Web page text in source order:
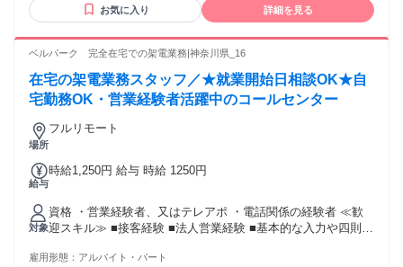
お気に入り 詳細を見る
ベルパーク 完全在宅での架電業務|神奈川県_16
在宅の架電業務スタッフ／★就業開始日相談OK★自
宅勤務OK・営業経験者活躍中のコールセンター
場所
フルリモート
給与
時給1,250円 給与 時給 1250円
対象
資格 ・営業経験者、又はテレアポ ・電話関係の経験者 ≪歓
迎スキル≫ ■接客経験 ■法人営業経験 ■基本的な入力や四則計
雇用形態： アルバイト・パート